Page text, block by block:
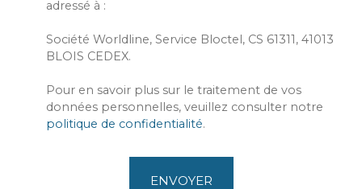
adressé à :
Société Worldline, Service Bloctel, CS 61311, 41013
BLOIS CEDEX.
Pour en savoir plus sur le traitement de vos
données personnelles, veuillez consulter notre
politique de confidentialité.
ENVOYER